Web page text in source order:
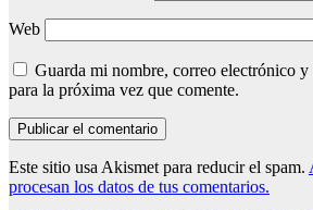
Web
Guarda mi nombre, correo electrónico y
para la próxima vez que comente.
Este sitio usa Akismet para reducir el spam.
procesan los datos de tus comentarios.